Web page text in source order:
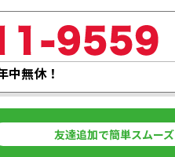
無休！
友達追加で簡単スムーズ